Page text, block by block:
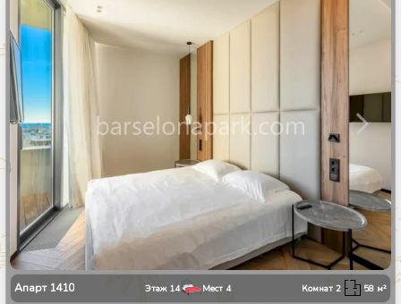
Апарт 1410 Этаж 14 Мест 4 Комнат2 58 м²